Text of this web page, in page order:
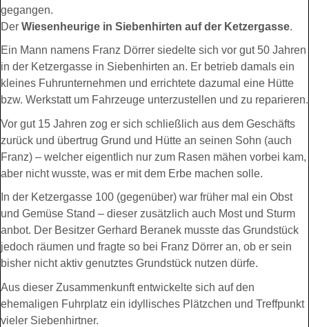
gegangen.
Der Wiesenheurige in Siebenhirten auf der Ketzergasse.
Ein Mann namens Franz Dörrer siedelte sich vor gut 50 Jahren
in der Ketzergasse in Siebenhirten an. Er betrieb damals ein
kleines Fuhrunternehmen und errichtete dazumal eine Hütte
bzw. Werkstatt um Fahrzeuge unterzustellen und zu reparieren.
Vor gut 15 Jahren zog er sich schließlich aus dem Geschäfts
zurück und übertrug Grund und Hütte an seinen Sohn (auch
Franz) – welcher eigentlich nur zum Rasen mähen vorbei kam,
aber nicht wusste, was er mit dem Erbe machen solle.
In der Ketzergasse 100 (gegenüber) war früher mal ein Obst
und Gemüse Stand – dieser zusätzlich auch Most und Sturm
anbot. Der Besitzer Gerhard Beranek musste das Grundstück
jedoch räumen und fragte so bei Franz Dörrer an, ob er sein
bisher nicht aktiv genutztes Grundstück nutzen dürfe.
Aus dieser Zusammenkunft entwickelte sich auf den
ehemaligen Fuhrplatz ein idyllisches Plätzchen und Treffpunkt
vieler Siebenhirtner.